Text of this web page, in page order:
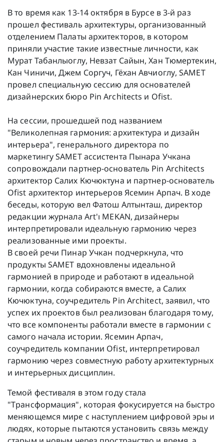
В то время как 13-14 октября в Бурсе в 3-й раз
прошел фестиваль архитектуры, организованный
отделением Палаты архитекторов, в котором
приняли участие такие известные личности, как
Мурат Табанлыоглу, Невзат Сайын, Хан Тюмертекин,
Кан Чиничи, Джем Соргуч, Гёхан Авчиоглу, SAMET
провел специальную сессию для основателей
дизайнерских бюро Pin Architects и Ofist.
На сессии, прошедшей под названием
"Великолепная гармония: архитектура и дизайн
интерьера", генерального директора по
маркетингу SAMET ассистента Пынара Учкана
сопровождали партнер-основатель Pin Architects
архитектор Салих Кючюктуна и партнер-основатель
Ofist архитектор интерьеров Ясемин Арпач. В ходе
беседы, которую вел Фатош Алтынташ, директор
редакции журнала Art'ı MEKAN, дизайнеры
интерпретировали идеальную гармонию через
реализованные ими проекты.
В своей речи Пинар Учкан подчеркнула, что
продукты SAMET вдохновлены идеальной
гармонией в природе и работают в идеальной
гармонии, когда собираются вместе, а Салих
Кючюктуна, соучредитель Pin Architect, заявил, что
успех их проектов был реализован благодаря тому,
что все компоненты работали вместе в гармонии с
самого начала истории. Ясемин Арпач,
соучредитель компании Ofist, интерпретировал
гармонию через совместную работу архитектурных
и интерьерных дисциплин.
Темой фестиваля в этом году стала
"Трансформация", которая фокусируется на быстро
меняющемся мире с наступлением цифровой эры и
людях, которые пытаются установить связь между